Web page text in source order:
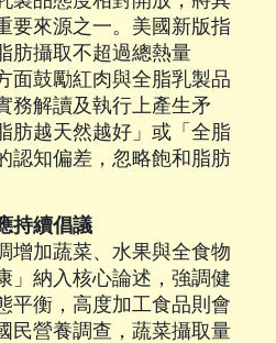
要來源之一。美國新版指
肪攝取不超過總熱量
面鼓勵紅肉與全脂乳製品
務解讀及執行上產生矛
肪越天然越好」或「全脂
認知偏差，忽略飽和脂肪
持續倡議
增加蔬菜、水果與全食物
」納入核心論述，強調健
平衡，高度加工食品則會
民營養調查，蔬菜攝取量